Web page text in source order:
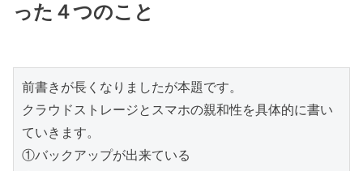
った４つのこと
前書きが長くなりましたが本題です。
クラウドストレージとスマホの親和性を具体的に書い
ていきます。
①バックアップが出来ている